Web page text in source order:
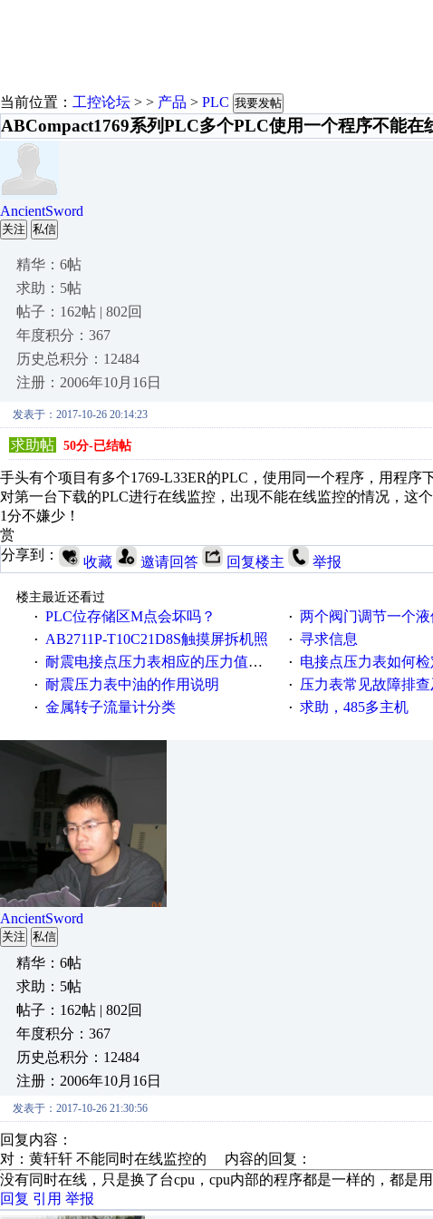
当前位置： 工控论坛 > > 产品 > PLC 我要发帖
ABCompact1769系列PLC多个PLC使用一个程序不能在
AncientSword
关注 私信
精华：6帖
求助：5帖
帖子：162帖 | 802回
年度积分：367
历史总积分：12484
注册：2006年10月16日
发表于：2017-10-26 20:14:23
求助帖
50分-已结帖
手头有个项目有多个1769-L33ER的PLC，使用同一个程序，用程
对第一台下载的PLC进行在线监控，出现不能在线监控的情况，这
1分不嫌少！
赏
分享到：
收藏 邀请回答 回复楼主 举报
楼主最近还看过
· PLC位存储区M点会坏吗？ · 两个阀门调节一个液
· AB2711P-T10C21D8S触摸屏拆机照 · 寻求信息
· 耐震电接点压力表相应的压力值与使用注意事项 · 电接点压力表如何检
· 耐震压力表中油的作用说明 · 压力表常见故障排
· 金属转子流量计分类 · 求助，485多主机
AncientSword
关注 私信
精华：6帖
求助：5帖
帖子：162帖 | 802回
年度积分：367
历史总积分：12484
注册：2006年10月16日
发表于：2017-10-26 21:30:56
回复内容：
对：黄轩轩 不能同时在线监控的 内容的回复：
没有同时在线，只是换了台cpu，cpu内部的程序都是一样的，都是
回复 引用 举报